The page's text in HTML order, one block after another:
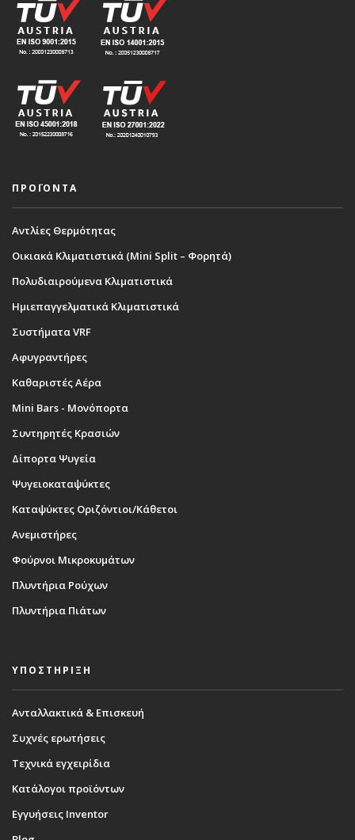
ΠΡΟΪΟΝΤΑ
Αντλίες Θερμότητας
Οικιακά Κλιματιστικά (Mini Split – Φορητά)
Πολυδιαιρούμενα Κλιματιστικά
Ημιεπαγγελματικά Κλιματιστικά
Συστήματα VRF
Αφυγραντήρες
Καθαριστές Αέρα
Mini Bars - Μονόπορτα
Συντηρητές Κρασιών
Δίπορτα Ψυγεία
Ψυγειοκαταψύκτες
Καταψύκτες Οριζόντιοι/Κάθετοι
Ανεμιστήρες
Φούρνοι Μικροκυμάτων
Πλυντήρια Ρούχων
Πλυντήρια Πιάτων
ΥΠΟΣΤΗΡΙΞΗ
Ανταλλακτικά & Επισκευή
Συχνές ερωτήσεις
Τεχνικά εγχειρίδια
Κατάλογοι προϊόντων
Εγγυήσεις Inventor